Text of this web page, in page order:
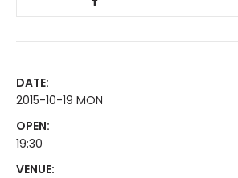
DATE:
2015-10-19 MON
OPEN:
19:30
VENUE: